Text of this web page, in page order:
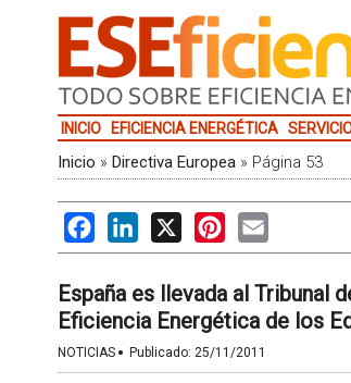
INICIO EFICIENCIA ENERGÉTICA
Inicio » Directiva Europea» Página 53
FacebookLinkedIn
X PinterestEmail
España es llevada al Tribunal
Eficiencia Energética de los
NOTICIAS · Publicado: 25/11/2011